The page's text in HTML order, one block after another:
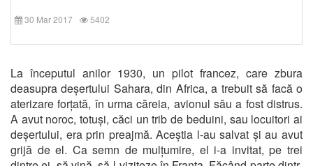
30 Mar 2017 5402
La începutul anilor 1930, un pilot francez, care zbura
deasupra deșertului Sahara, din Africa, a trebuit să facă o
aterizare forțată, în urma căreia, avionul său a fost distrus.
A avut noroc, totuși, căci un trib de beduini, sau locuitori ai
deșertului, era prin preajmă. Aceștia l-au salvat și au avut
grijă de el. Ca semn de mulțumire, el i-a invitat, pe trei